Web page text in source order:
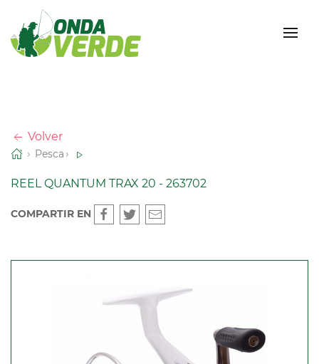
Volver
Pesca
REEL QUANTUM TRAX 20 - 263702
COMPARTIR EN